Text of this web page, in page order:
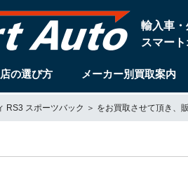
輸入車
スマート
の選び方 メーカー別買取案内
RS3 スポーツバック ＞ をお買取させて頂き、